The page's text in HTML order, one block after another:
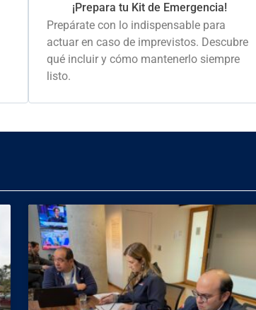
¡Prepara tu Kit de Emergencia!
Prepárate con lo indispensable para
actuar en caso de imprevistos. Descubre
qué incluir y cómo mantenerlo siempre
listo.